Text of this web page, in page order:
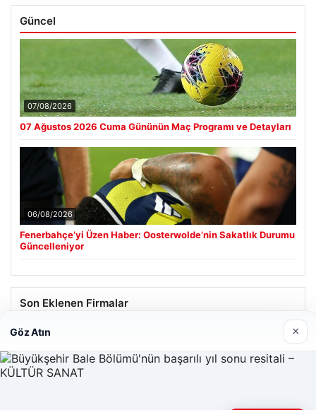
Güncel
07/08/2026
07 Ağustos 2026 Cuma Gününün Maç Programı ve Detayları
06/08/2026
Fenerbahçe’yi Üzen Haber: Oosterwolde’nin Sakatlık Durumu
Güncelleniyor
Son Eklenen Firmalar
Göz Atın ×